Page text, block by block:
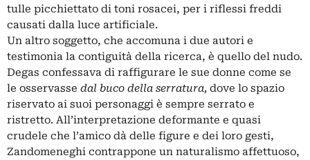
tulle picchiettato di toni rosacei, per i riflessi freddi
causati dalla luce artificiale.
Un altro soggetto, che accomuna i due autori e
testimonia la contiguità della ricerca, è quello del nudo.
Degas confessava di raffigurare le sue donne come se
le osservasse dal buco della serratura, dove lo spazio
riservato ai suoi personaggi è sempre serrato e
ristretto. All’interpretazione deformante e quasi
crudele che l’amico dà delle figure e dei loro gesti,
Zandomeneghi contrappone un naturalismo affettuoso,